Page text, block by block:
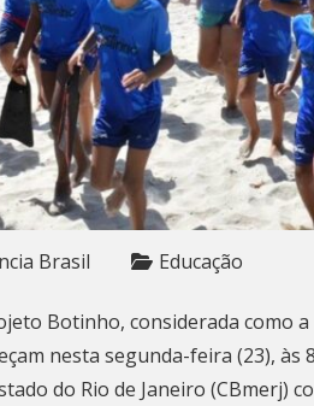
Brasil Educação
Botinho, considerada como
nesta segunda-feira (23), às
do Rio de Janeiro (CBmerj)